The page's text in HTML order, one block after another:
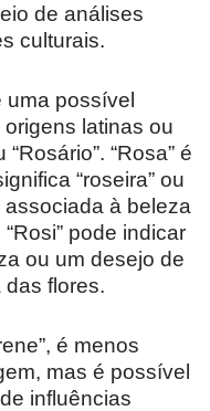
de análises
culturais.
uma possível
latinas ou
“Rosa” é
“roseira” ou
associada à beleza
pode indicar
ou um desejo de
flores.
é menos
mas é possível
influências